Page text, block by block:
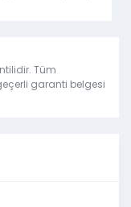
Tüm
garanti belgesi